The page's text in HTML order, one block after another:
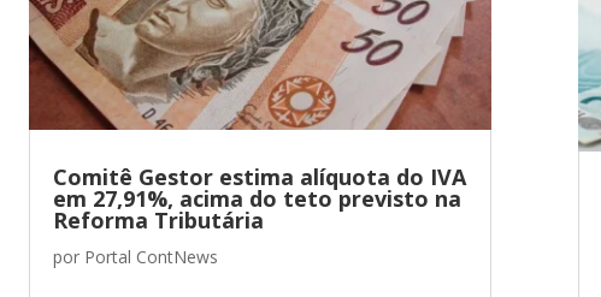
Comitê Gestor estima alíquota do IVA
em 27,91%, acima do teto previsto na
Reforma Tributária
por Portal ContNews